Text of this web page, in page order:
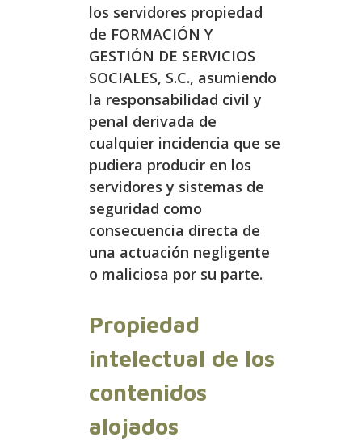
los servidores propiedad
de FORMACIÓN Y
GESTIÓN DE SERVICIOS
SOCIALES, S.C., asumiendo
la responsabilidad civil y
penal derivada de
cualquier incidencia que se
pudiera producir en los
servidores y sistemas de
seguridad como
consecuencia directa de
una actuación negligente
o maliciosa por su parte.
Propiedad
intelectual de los
contenidos
alojados